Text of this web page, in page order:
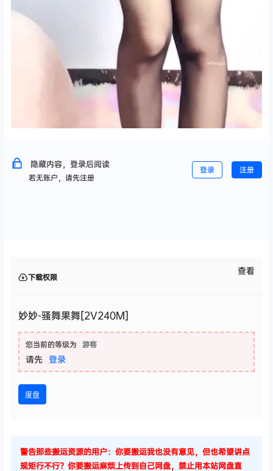
隐藏内容，登录后阅读
若无账户，请先注册
登录 注册
下载权限
查看
妙妙-骚舞果舞[2V240M]
您当前的等级为 游客
请先 登录
度盘
警告那些搬运资源的用户：你要搬运我也没有意见，但也希望讲点
规矩行不行？你要搬运麻烦上传到自己网盘，禁止用本站网盘直